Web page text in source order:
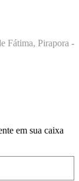
Fátima, Pirapora -
em sua caixa